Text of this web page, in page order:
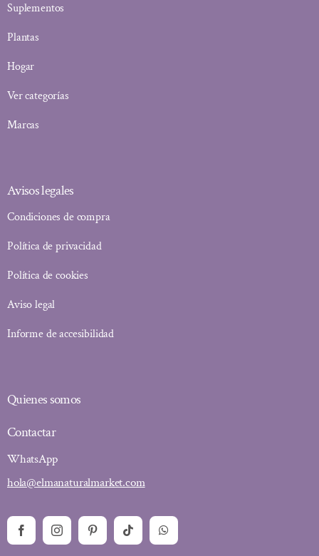
Suplementos
Plantas
Hogar
Ver categorías
Marcas
Avisos legales
Condiciones de compra
Política de privacidad
Política de cookies
Aviso legal
Informe de accesibilidad
Quienes somos
Contactar
WhatsApp
hola@elmanaturalmarket.com